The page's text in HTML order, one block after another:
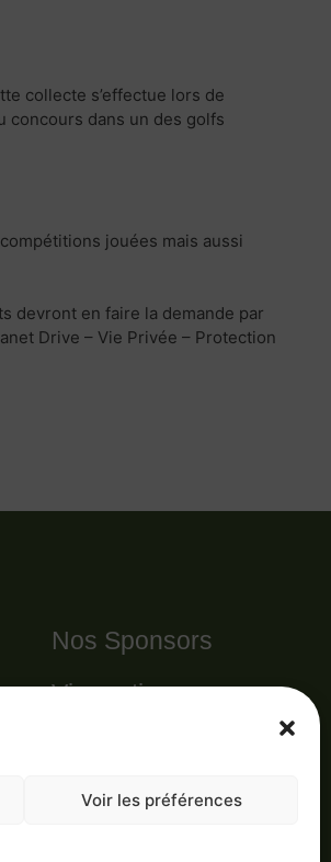
Voir les préférences
collecte s’effectue lors de
concours dans un des golfs
jouées mais aussi
devront en faire la demande par
Drive – Vie Privée – Protection
Nos Sponsors
Vie pratique